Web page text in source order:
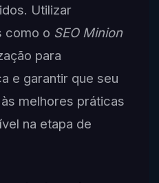
Utilizar
como o SEO Minion
para
e garantir que seu
melhores práticas
na etapa de